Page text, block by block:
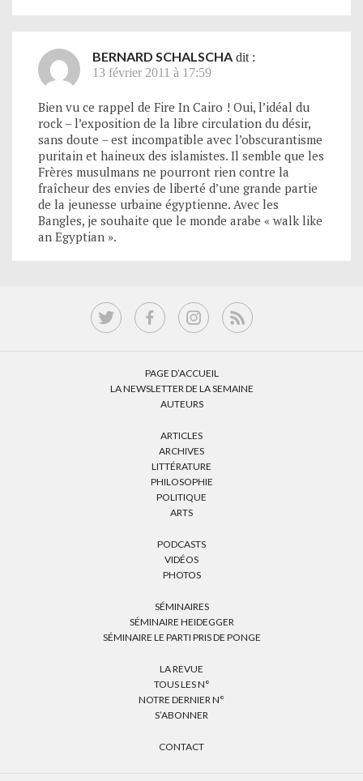
BERNARD SCHALSCHA dit :
13 février 2011 à 17:59
Bien vu ce rappel de Fire In Cairo ! Oui, l’idéal du
rock – l’exposition de la libre circulation du désir,
sans doute – est incompatible avec l’obscurantisme
puritain et haineux des islamistes. Il semble que les
Frères musulmans ne pourront rien contre la
fraîcheur des envies de liberté d’une grande partie
de la jeunesse urbaine égyptienne. Avec les
Bangles, je souhaite que le monde arabe « walk like
an Egyptian ».
PAGE D’ACCUEIL
LA NEWSLETTER DE LA SEMAINE
AUTEURS
ARTICLES
ARCHIVES
LITTÉRATURE
PHILOSOPHIE
POLITIQUE
ARTS
PODCASTS
VIDÉOS
PHOTOS
SÉMINAIRES
SÉMINAIRE HEIDEGGER
SÉMINAIRE LE PARTI PRIS DE PONGE
LA REVUE
TOUS LES N°
NOTRE DERNIER N°
S’ABONNER
CONTACT